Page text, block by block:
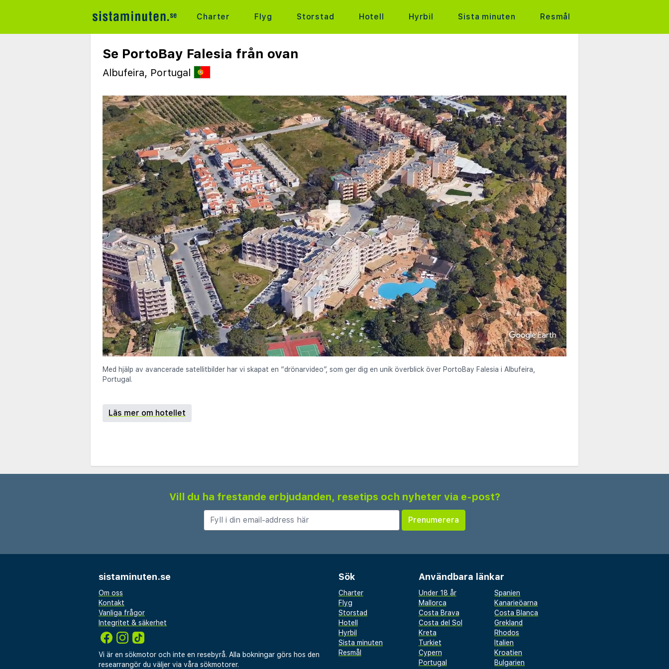
Charter Flyg Storstad Hotell Hyrbil Sista minuten Resmål
Se PortoBay Falesia från ovan
Albufeira, Portugal
Med hjälp av avancerade satellitbilder har vi skapat en “drönarvideo”, som ger dig en unik överblick över PortoBay Falesia i Albufeira,
Portugal.
Läs mer om hotellet
Vill du ha frestande erbjudanden, resetips och nyheter via e-post?
sistaminuten.se
Om oss
Kontakt
Vanliga frågor
Integritet & säkerhet
Vi är en sökmotor och inte en resebyrå. Alla bokningar görs hos den
researrangör du väljer via våra sökmotorer.
Sök
Charter
Flyg
Storstad
Hotell
Hyrbil
Sista minuten
Resmål
Användbara länkar
Under 18 år
Spanien
Mallorca
Kanarieöarna
Costa Brava
Costa Blanca
Costa del Sol
Grekland
Kreta
Rhodos
Turkiet
Italien
Cypern
Kroatien
Portugal
Bulgarien